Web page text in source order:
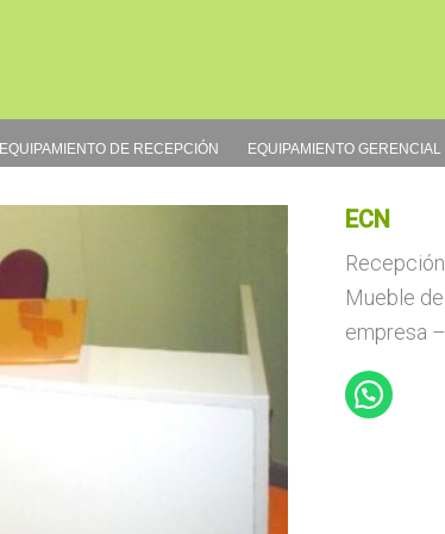
EQUIPAMIENTO DE RECEPCIÓN EQUIPAMIENTO GERENCIAL
ECN
Mueble
empresa